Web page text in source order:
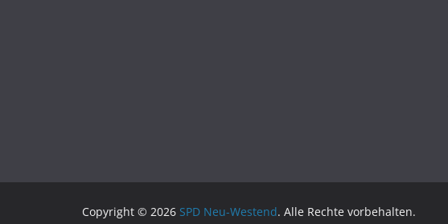
Copyright © 2026 SPD Neu-Westend. Alle Rechte vorbehalten.